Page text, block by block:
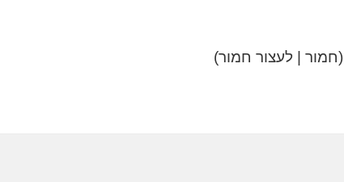
(חמור | לעצור חמור)